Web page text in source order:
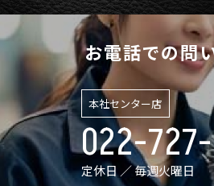
お電話での問
本社センター店
022-
定休日 ／ 毎週火曜日